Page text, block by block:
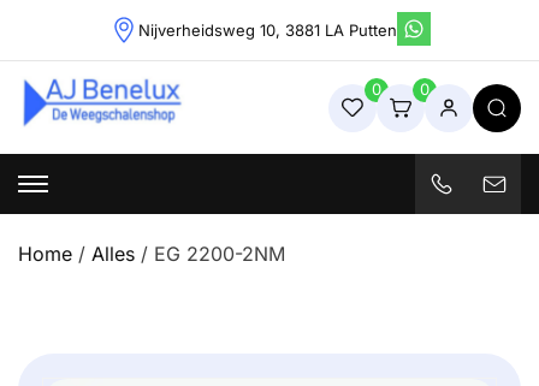
content
Nijverheidsweg 10, 3881 LA Putten
Weegschalenshop | Precisieweegschalen & Industriële
Weegoplossingen
0 0
Home / Alles / EG 2200-2NM